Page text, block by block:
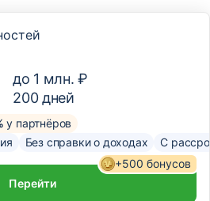
до 1 млн. ₽
200дней
у партнёров
Без справки о доходах С
+500 бонусов
Перейти